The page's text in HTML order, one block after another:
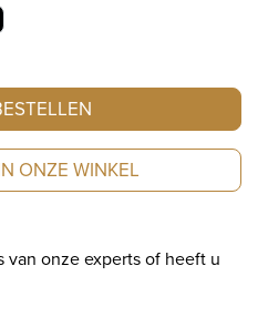
ONZE WINKEL
van onze experts of heeft u